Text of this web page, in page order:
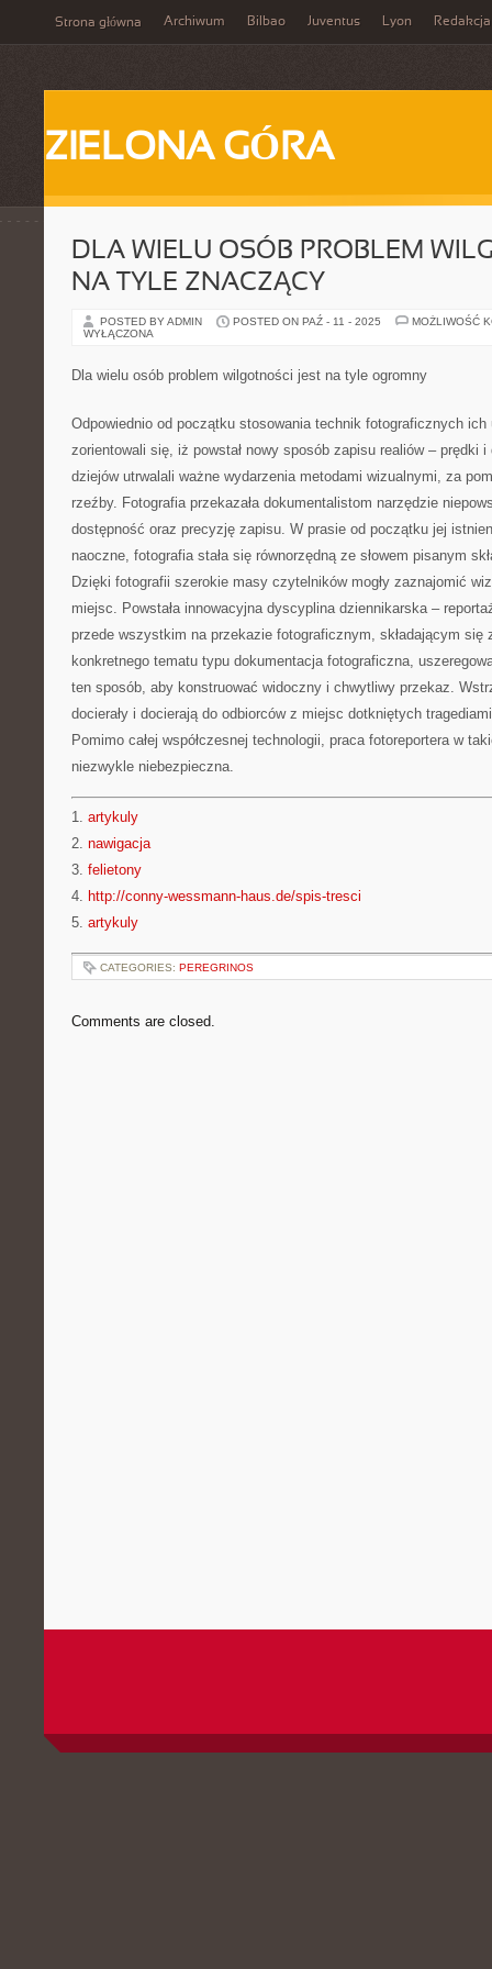
Strona główna Archiwum Bilbao Juventus Lyon Redakcja
ZIELONA GÓRA
DLA WIELU OSÓB PROBLEM
NA TYLE ZNACZĄCY
POSTED BY ADMIN POSTED ON PAŹ - 11 - 2025
MOŻLIWOŚĆ
WYŁĄCZONA
Dla wielu osób problem wilgotności jest na tyle ogromny
Odpowiednio od początku stosowania technik fotograficznych
zorientowali się, iż powstał nowy sposób zapisu realiów – prędki i
dziejów utrwalali ważne wydarzenia metodami wizualnymi, za
rzeźby. Fotografia przekazała dokumentalistom narzędzie
dostępność oraz precyzję zapisu. W prasie od początku jej
naoczne, fotografia stała się równorzędną ze słowem pisanym
Dzięki fotografii szerokie masy czytelników mogły zaznajomić
miejsc. Powstała innowacyjna dyscyplina dziennikarska –
przede wszystkim na przekazie fotograficznym, składającym
konkretnego tematu typu dokumentacja fotograficzna,
ten sposób, aby konstruować widoczny i chwytliwy przekaz.
docierały i docierają do odbiorców z miejsc dotkniętych
Pomimo całej współczesnej technologii, praca fotoreportera w
niezwykle niebezpieczna.
1. artykuly
2. nawigacja
3. felietony
4. http://conny-wessmann-haus.de/spis-tresci
5. artykuly
CATEGORIES: PEREGRINOS
Comments are closed.